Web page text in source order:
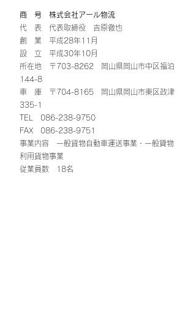
商 号 株式会社アール物流
代 表 代表取締役 吉原徹也
創 業 平成28年11月
設 立 平成30年10月
所在地 〒703-8262 岡山県岡山市中区福泊
144-8
車 庫 〒704-8165 岡山県岡山市東区政津
335-1
TEL
086-238-9750
FAX 086-238-9751
事業内容 一般貨物自動車運送事業・一般貸物
利用貨物事業
従業員数 18名